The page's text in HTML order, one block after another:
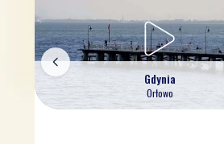
Gdynia
Orłowo